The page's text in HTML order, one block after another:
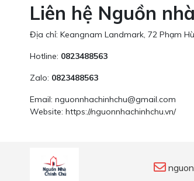
Liên hệ Nguồn
Địa chỉ: Keangnam Landmark, 72 Phạm
Hotline: 0823488563
Zalo: 0823488563
Email: nguonnhachinhchu@gmail.com
Website: https://nguonnhachinhchu.vn/